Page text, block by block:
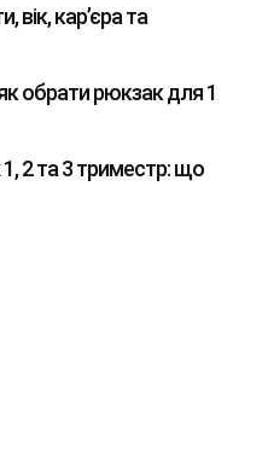
вік, кар’єра та
обрати рюкзак для 1
1, 2 та 3 триместр: що